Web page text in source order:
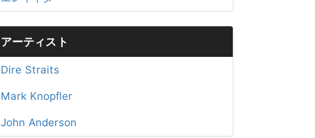
アーティスト
Dire Straits
Mark Knopfler
John Anderson